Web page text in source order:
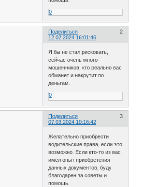
0
Поделиться
2
12.02.2024 16:01:46
Я бы не стал рисковать,
сейчас очень много
мошенников, кто реально вас
обманет и накрутит по
деньгам.
0
Поделиться
3
07.03.2024 10:16:42
Желательно приобрести
водительские права, если это
возможно. Если кто-то из вас
имел опыт приобретения
данных документов, буду
благодарен за советы и
помощь.